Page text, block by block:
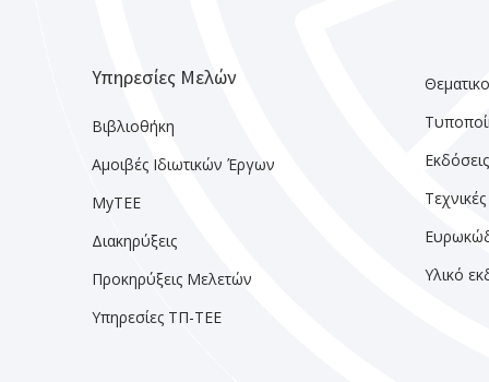
Υπηρεσίες Μελών
Βιβλιοθήκη
Αμοιβές Ιδιωτικών Έργων
MyTEE
Διακηρύξεις
Προκηρύξεις Μελετών
Υπηρεσίες ΤΠ-ΤΕΕ
Εκδόσεις
Υλικό